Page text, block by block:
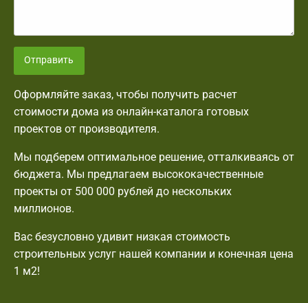
Отправить
Оформляйте заказ, чтобы получить расчет
стоимости дома из онлайн-каталога готовых
проектов от производителя.
Мы подберем оптимальное решение, отталкиваясь от
бюджета. Мы предлагаем высококачественные
проекты от 500 000 рублей до нескольких
миллионов.
Вас безусловно удивит низкая стоимость
строительных услуг нашей компании и конечная цена
1 м2!